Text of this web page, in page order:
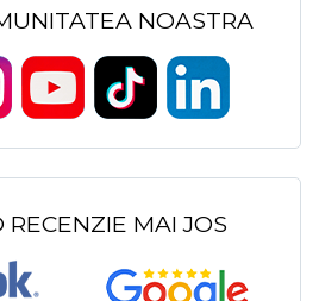
NOASTRA
RECENZIE MAI JOS